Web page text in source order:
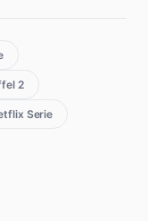
2
Serie